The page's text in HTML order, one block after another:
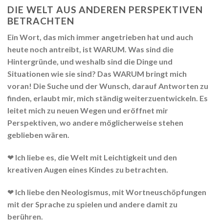
DIE WELT AUS ANDEREN PERSPEKTIVEN
BETRACHTEN
Ein Wort, das mich immer angetrieben hat und auch
heute noch antreibt, ist WARUM. Was sind die
Hintergründe, und weshalb sind die Dinge und
Situationen wie sie sind? Das WARUM bringt mich
voran! Die Suche und der Wunsch, darauf Antworten zu
finden, erlaubt mir, mich ständig weiterzuentwickeln. Es
leitet mich zu neuen Wegen und eröffnet mir
Perspektiven, wo andere möglicherweise stehen
geblieben wären.
❤ Ich liebe es, die Welt mit Leichtigkeit und den
kreativen Augen eines Kindes zu betrachten.
❤ Ich liebe den Neologismus, mit Wortneuschöpfungen
mit der Sprache zu spielen und andere damit zu
berühren.